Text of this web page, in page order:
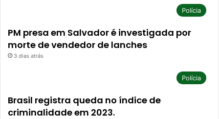
Polícia
PM presa em Salvador é investigada por
morte de vendedor de lanches
3 dias atrás
Polícia
Brasil registra queda no índice de
criminalidade em 2023.